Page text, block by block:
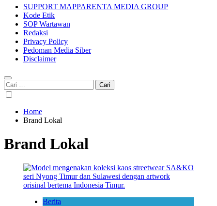
SUPPORT MAPPARENTA MEDIA GROUP
Kode Etik
SOP Wartawan
Redaksi
Privacy Policy
Pedoman Media Siber
Disclaimer
Cari
untuk:
Home
Brand Lokal
Brand Lokal
Berita